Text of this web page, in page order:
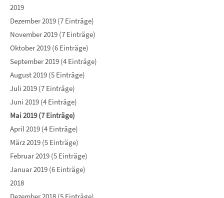
2019
Dezember 2019 (7 Einträge)
November 2019 (7 Einträge)
Oktober 2019 (6 Einträge)
September 2019 (4 Einträge)
August 2019 (5 Einträge)
Juli 2019 (7 Einträge)
Juni 2019 (4 Einträge)
Mai 2019 (7 Einträge)
April 2019 (4 Einträge)
März 2019 (5 Einträge)
Februar 2019 (5 Einträge)
Januar 2019 (6 Einträge)
2018